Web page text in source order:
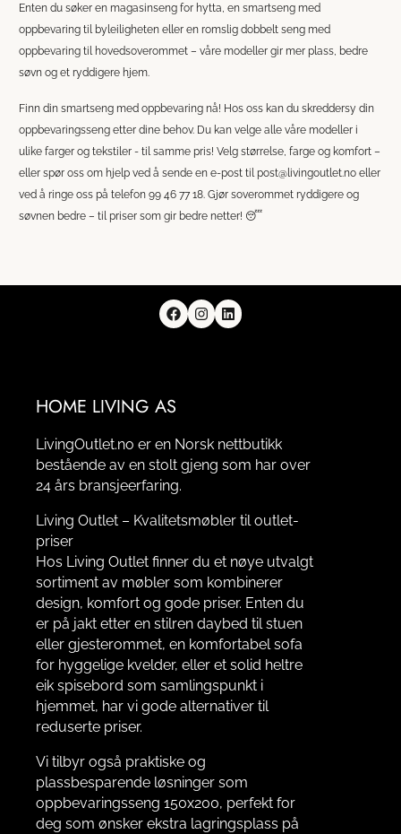
Enten du søker en magasinseng for hytta, en smartseng med
oppbevaring til byleiligheten eller en romslig dobbelt seng med
oppbevaring til hovedsoverommet – våre modeller gir mer plass, bedre
søvn og et ryddigere hjem.
Finn din smartseng med oppbevaring nå! Hos oss kan du skreddersy din
oppbevaringsseng etter dine behov. Du kan velge alle våre modeller i
ulike farger og tekstiler - til samme pris! Velg størrelse, farge og komfort –
eller spør oss om hjelp ved å sende en e-post til post@livingoutlet.no eller
ved å ringe oss på telefon 99 46 77 18. Gjør soverommet ryddigere og
søvnen bedre – til priser som gir bedre netter! 😴
HOME LIVING AS
LivingOutlet.no er en Norsk nettbutikk
bestående av en stolt gjeng som har over
24 års bransjeerfaring.
Living Outlet – Kvalitetsmøbler til outlet-
priser
Hos Living Outlet finner du et nøye utvalgt
sortiment av møbler som kombinerer
design, komfort og gode priser. Enten du
er på jakt etter en stilren daybed til stuen
eller gjesterommet, en komfortabel sofa
for hyggelige kvelder, eller et solid heltre
eik spisebord som samlingspunkt i
hjemmet, har vi gode alternativer til
reduserte priser.
Vi tilbyr også praktiske og
plassbesparende løsninger som
oppbevaringsseng 150x200, perfekt for
deg som ønsker ekstra lagringsplass på